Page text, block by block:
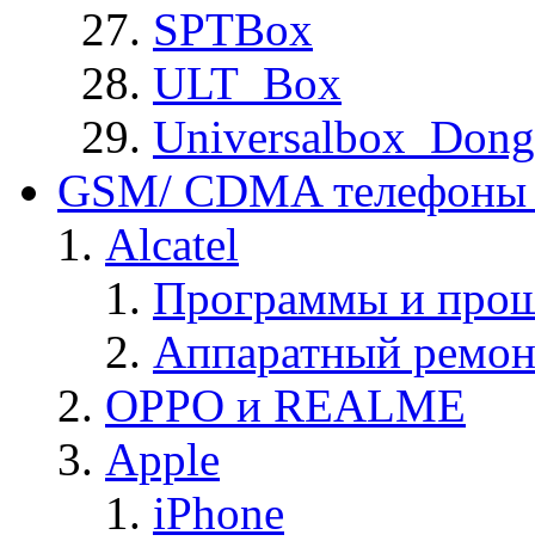
SPTBox
ULT_Box
GSM/ CDMA
Alcatel
Программы и
Аппаратный
OPPO и REALME
Apple
iPhone